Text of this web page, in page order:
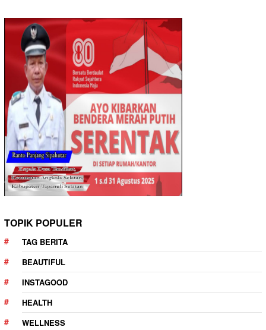
TOPIK POPULER
TAG BERITA
BEAUTIFUL
INSTAGOOD
HEALTH
WELLNESS